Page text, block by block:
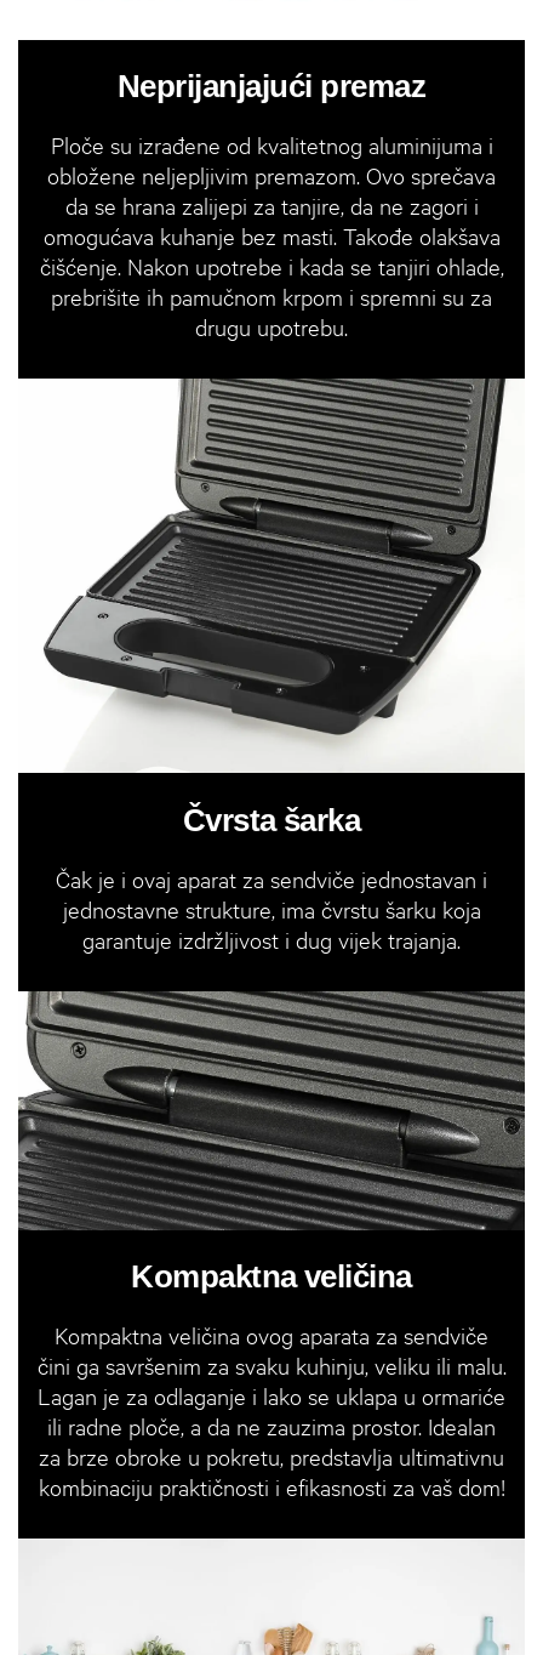
Neprijanjajući premaz
Ploče su izrađene od kvalitetnog aluminijuma i
obložene neljepljivim premazom. Ovo sprečava
da se hrana zalijepi za tanjire, da ne zagori i
omogućava kuhanje bez masti. Takođe olakšava
čišćenje. Nakon upotrebe i kada se tanjiri ohlade,
prebrišite ih pamučnom krpom i spremni su za
drugu upotrebu.
Čvrsta šarka
Čak je i ovaj aparat za sendviče jednostavan i
jednostavne strukture, ima čvrstu šarku koja
garantuje izdržljivost i dug vijek trajanja.
Kompaktna veličina
Kompaktna veličina ovog aparata za sendviče
čini ga savršenim za svaku kuhinju, veliku ili malu.
Lagan je za odlaganje i lako se uklapa u ormariće
ili radne ploče, a da ne zauzima prostor. Idealan
za brze obroke u pokretu, predstavlja ultimativnu
kombinaciju praktičnosti i efikasnosti za vaš dom!